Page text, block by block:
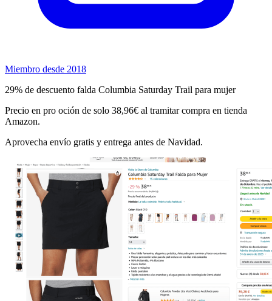
Miembro desde 2018
29% de descuento falda Columbia Saturday Trail para mujer
Precio en pro oción de solo 38,96€ al tramitar compra en tienda
Amazon.
Aprovecha envío gratis y entrega antes de Navidad.